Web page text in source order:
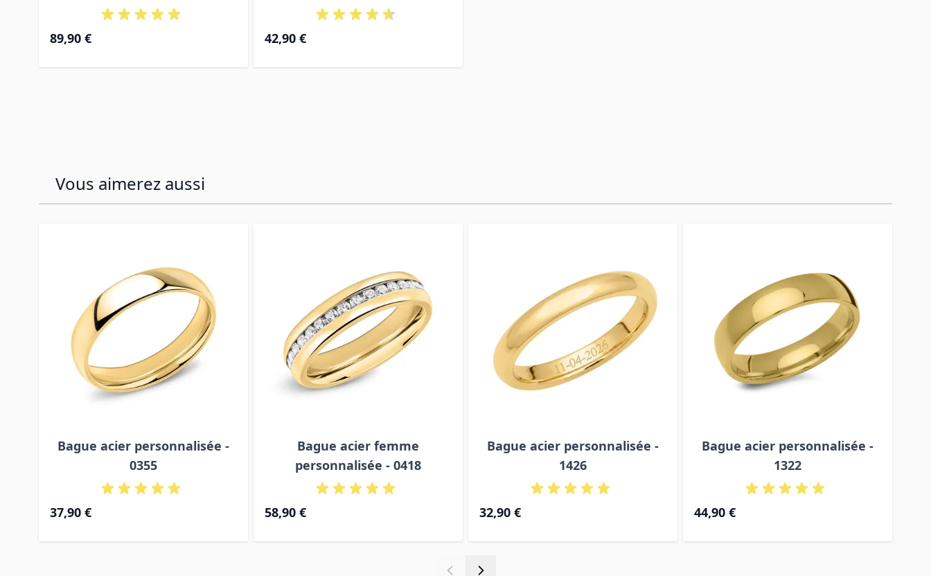
89,90 € 42,90 €
Vous aimerez aussi
Bague acier personnalisée -
0355
37,90 €
Bague acier femme
personnalisée - 0418
58,90 €
Bague acier personnalisée -
1426
32,90 €
Bague acier personnalisée -
1322
44,90 €